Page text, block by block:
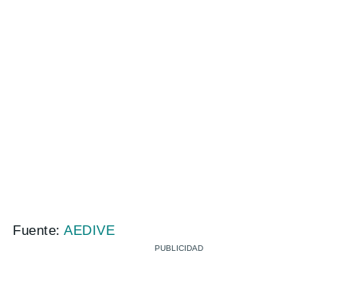
Fuente:AEDIVE